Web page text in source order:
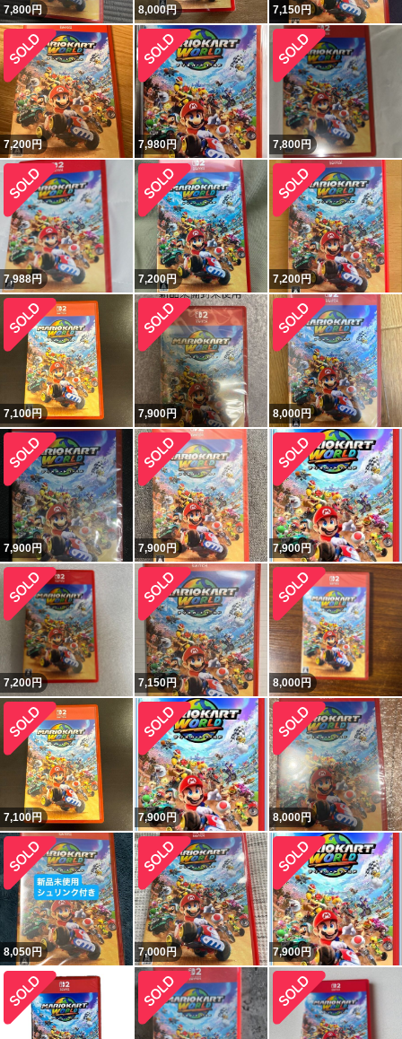
7,800円 8,000円 7,150円
7,200円 7,980円 7,800円
7,988円 7,200円 7,200円
7,100円 7,900円 8,000円
7,900円 7,900円 7,900円
7,200円 7,150円 8,000円
7,100円 7,900円 8,000円
8,050円 7,000円 7,900円